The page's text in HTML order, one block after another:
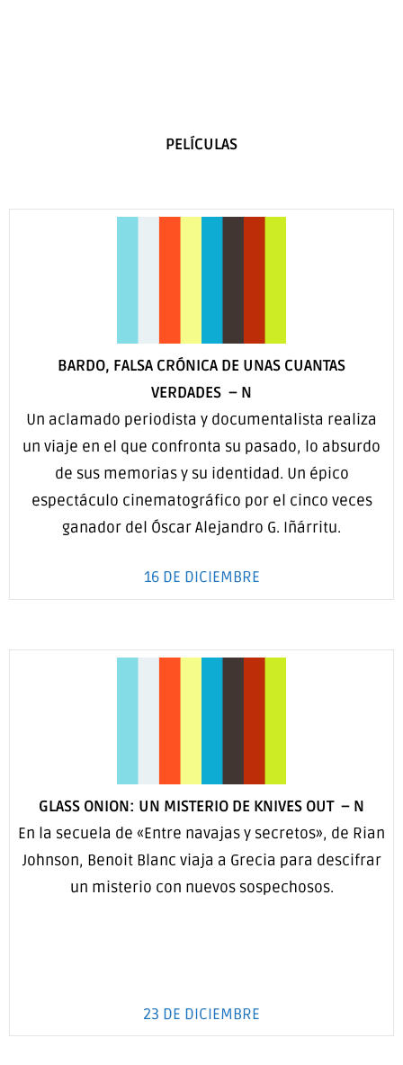
PELÍCULAS
BARDO, FALSA CRÓNICA DE UNAS CUANTAS
VERDADES – N
Un aclamado periodista y documentalista realiza
un viaje en el que confronta su pasado, lo absurdo
de sus memorias y su identidad. Un épico
espectáculo cinematográfico por el cinco veces
ganador del Óscar Alejandro G. Iñárritu.
16 DE DICIEMBRE
GLASS ONION: UN MISTERIO DE KNIVES OUT – N
En la secuela de «Entre navajas y secretos», de Rian
Johnson, Benoit Blanc viaja a Grecia para descifrar
un misterio con nuevos sospechosos.
23 DE DICIEMBRE